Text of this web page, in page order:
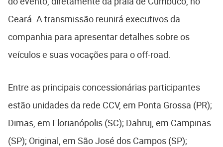
Ceará. A transmissão reunirá executivos da
companhia para apresentar detalhes sobre os
veículos e suas vocações para o off-road.
Entre as principais concessionárias participantes
estão unidades da rede CCV, em Ponta Grossa (PR);
Dimas, em Florianópolis (SC); Dahruj, em Campinas
(SP); Original, em São José dos Campos (SP);